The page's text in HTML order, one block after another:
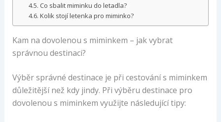
Co sbalit miminku do letadla?
Kolik stojí letenka pro miminko?
Kam na dovolenou s miminkem – jak vybrat
správnou destinaci?
Výběr správné destinace je při cestování s miminkem
důležitější než kdy jindy. Při výběru destinace pro
dovolenou s miminkem využijte následující tipy: